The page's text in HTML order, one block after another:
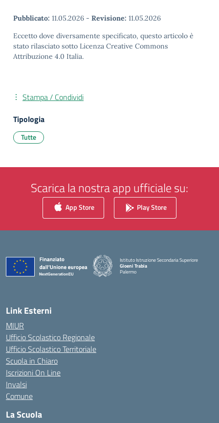
Pubblicato: 11.05.2026 - Revisione: 11.05.2026
Eccetto dove diversamente specificato, questo articolo è
stato rilasciato sotto Licenza Creative Commons
Attribuzione 4.0 Italia.
Stampa / Condividi
Tipologia
Tutte
Scarica la nostra app ufficiale su:
App Store Play Store
Istituto Istruzione Secondaria Superiore
Gioeni Trabia
Palermo
Link Esterni
MIUR
Ufficio Scolastico Regionale
Ufficio Scolastico Territoriale
Scuola in Chiaro
Iscrizioni On Line
Invalsi
Comune
La Scuola